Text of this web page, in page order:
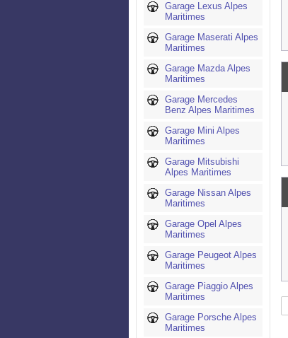
Garage Lexus Alpes
Maritimes
Garage Maserati Alpes
Maritimes
Garage Mazda Alpes
Maritimes
Garage Mercedes
Benz Alpes Maritimes
Garage Mini Alpes
Maritimes
Garage Mitsubishi
Alpes Maritimes
Garage Nissan Alpes
Maritimes
Garage Opel Alpes
Maritimes
Garage Peugeot Alpes
Maritimes
Garage Piaggio Alpes
Maritimes
Garage Porsche Alpes
Maritimes